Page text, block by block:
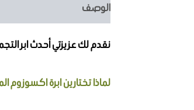
الوصف
نقدم لك عزيزتي أحدث ابر
لماذا تختارين ابرة اكسوزوم